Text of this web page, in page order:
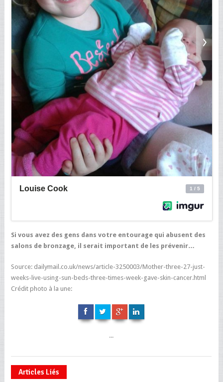
Si vous avez des gens dans votre entourage qui abusent des
salons de bronzage, il serait important de les prévenir…
Source: dailymail.co.uk/news/article-3250003/Mother-three-27-just-
weeks-live-using-sun-beds-three-times-week-gave-skin-cancer.html
Crédit photo à la une:
...
Articles Liés